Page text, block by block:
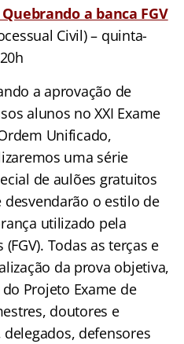
a banca FGV
Civil) – quinta-
a aprovação de
alunos no XXI Exame
Unificado,
uma série
de aulões gratuitos
desvendarão o estilo de
utilizado pela
Todas as terças e
da prova objetiva,
Projeto Exame de
doutores e
defensores